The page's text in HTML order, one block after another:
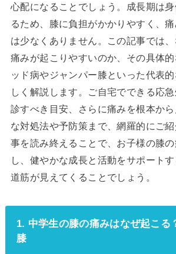
心配になることでしょう。成長期は
るため、膝に負担がかかりやすく、
は少なくありません。この記事では
痛みが起こりやすいのか、その具体
ッド病やジャンパー膝といった代表
しく解説します。ご自宅でできる応
診すべき目安、さらに痛みを根本か
な対処法や予防策まで、網羅的にご
事を読み終えることで、お子様の膝
し、健やかな成長と活動をサポート
道筋が見えてくることでしょう。
1. 中学生の膝の痛みはなぜ起こる
膝